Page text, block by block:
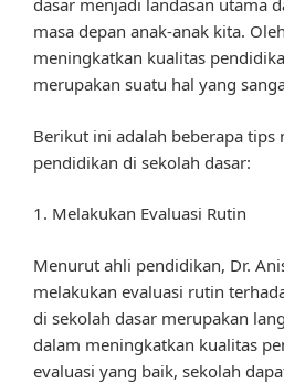
dasar menjadi landasan utama
masa depan anak-anak kita.
meningkatkan kualitas
merupakan suatu hal yang
Berikut ini adalah beberapa tips
pendidikan di sekolah dasar:
1. Melakukan Evaluasi Rutin
Menurut ahli pendidikan, Dr.
melakukan evaluasi rutin
di sekolah dasar merupakan
dalam meningkatkan kualitas
evaluasi yang baik, sekolah